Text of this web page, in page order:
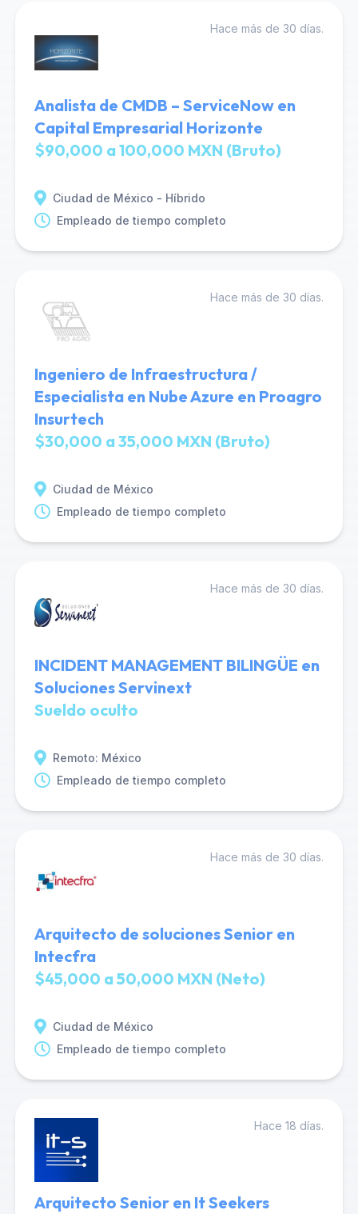
Hace más de 30 días.
Analista de CMDB – ServiceNow en
Capital Empresarial Horizonte
$90,000 a 100,000 MXN (Bruto)
Ciudad de México - Híbrido
Empleado de tiempo completo
Hace más de 30 días.
Ingeniero de Infraestructura /
Especialista en Nube Azure en Proagro
Insurtech
$30,000 a 35,000 MXN (Bruto)
Ciudad de México
Empleado de tiempo completo
Hace más de 30 días.
INCIDENT MANAGEMENT BILINGÜE en
Soluciones Servinext
Sueldo oculto
Remoto: México
Empleado de tiempo completo
Hace más de 30 días.
Arquitecto de soluciones Senior en
Intecfra
$45,000 a 50,000 MXN (Neto)
Ciudad de México
Empleado de tiempo completo
Hace 18 días.
Arquitecto Senior en It Seekers